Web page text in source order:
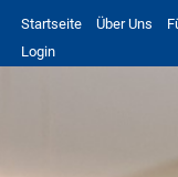
Startseite Über Uns
Login